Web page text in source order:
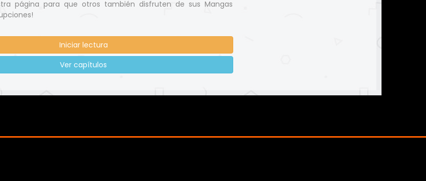
página para que otros también disfruten de sus Mangas
Iniciar lectura
Ver capítulos